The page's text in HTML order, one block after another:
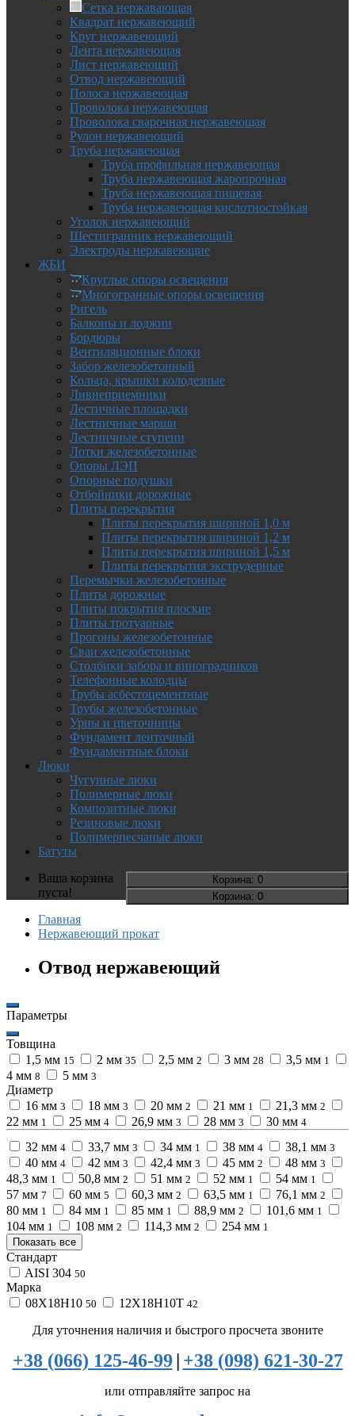
Сетка нержавающая
Квадрат нержавеющий
Круг нержавеющий
Лента нержавеющая
Лист нержавеющий
Отвод нержавеющий
Полоса нержавеющая
Проволока нержавеющая
Проволока сварочная нержавеющая
Рулон нержавеющий
Труба нержавеющая
Труба профильная нержавеющая
Труба нержавеющая жаропрочная
Труба нержавеющая пищевая
Труба нержавеющая кислотностойкая
Уголок нержавеющий
Шестигранник нержавеющий
Электроды нержавеющие
ЖБИ
Круглые опоры освещения
Многогранные опоры освещения
Ригель
Балконы и лоджии
Бордюры
Вентиляционные блоки
Забор железобетонный
Кольца, крышки колодезные
Ливнеприемники
Лестичные площадки
Лестничные марши
Лестничные ступени
Лотки железобетонные
Опоры ЛЭП
Опорные подушки
Отбойники дорожные
Плиты перекрытия
Плиты перекрытия шириной 1,0 м
Плиты перекрытия шириной 1,2 м
Плиты перекрытия шириной 1,5 м
Плиты перекрытия экструдерные
Перемычки железобетонные
Плиты дорожные
Плиты покрытия плоские
Плиты тротуарные
Прогоны железобетонные
Сваи железобетонные
Столбики забора и виноградников
Телефонные колодцы
Трубы асбестоцементные
Трубы железобетонные
Урны и цветочницы
Фундамент ленточный
Фундаментные блоки
Люки
Чугунные люки
Полимерные люки
Композитные люки
Резиновые люки
Полимерпесчаные люки
Батуты
Корзина: 0
Корзина: 0
Ваша корзина
пуста!
Главная
Нержавеющий прокат
Отвод нержавеющий
Параметры
Товщина
1,5 мм 15 2 мм 35 2,5 мм 2 3 мм 28 3,5 мм 1
4 мм 8 5 мм 3
Диаметр
16 мм 3 18 мм 3 20 мм 2 21 мм 1 21,3 мм 2
22 мм 1 25 мм 4 26,9 мм 3 28 мм 3 30 мм 4
32 мм 4 33,7 мм 3 34 мм 1 38 мм 4 38,1 мм 3
40 мм 4 42 мм 3 42,4 мм 3 45 мм 2 48 мм 3
48,3 мм 1 50,8 мм 2 51 мм 2 52 мм 1 54 мм 1
57 мм 7 60 мм 5 60,3 мм 2 63,5 мм 1 76,1 мм 2
80 мм 1 84 мм 1 85 мм 1 88,9 мм 2 101,6 мм 1
104 мм 1 108 мм 2 114,3 мм 2 254 мм 1
Показать все
Стандарт
AISI 304 50
Марка
08Х18Н10 50 12Х18Н10Т 42
Для уточнения наличия и быстрого просчета звоните
+38 (066) 125-46-99 | +38 (098) 621-30-27
или отправляйте запрос на